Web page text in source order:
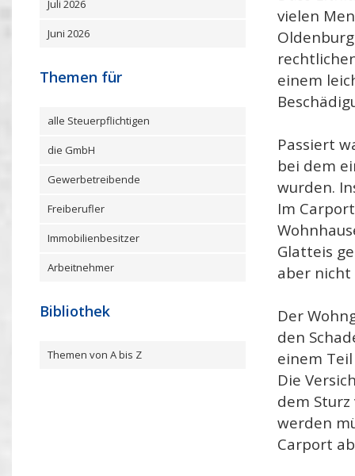
Juli 2026
Juni 2026
Themen für
alle Steuerpflichtigen
die GmbH
Gewerbetreibende
Freiberufler
Immobilienbesitzer
Arbeitnehmer
Bibliothek
Themen von A bis Z
vielen
einem
Passiert
bei dem
wurden.
Im
Glatteis
aber
Der
den
einem
Die
dem
werden
Carport